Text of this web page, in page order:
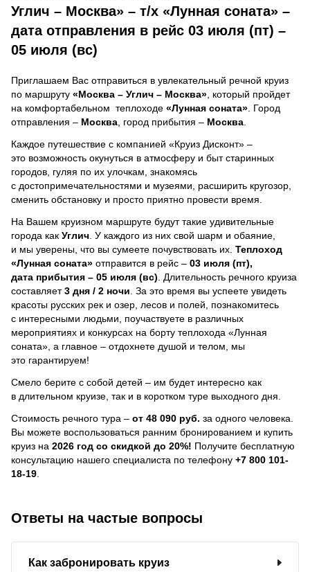
Углич – Москва» – т/х «Лунная соната» –
дата отправления в рейс 03 июля (пт) –
05 июля (вс)
Приглашаем Вас отправиться в увлекательный речной круиз
по маршруту «Москва – Углич – Москва» , который пройдет
на комфортабельном теплоходе «Лунная соната» . Город
отправления – Москва , город прибытия – Москва
Каждое путешествие с компанией «Круиз Дисконт» –
это возможность окунуться в атмосферу и быт старинных
городов, гуляя по их улочкам, знакомясь
с достопримечательностями и музеями, расширить кругозор,
сменить обстановку и просто приятно провести время.
На Вашем круизном маршруте будут такие удивительные
города как Углич . У каждого из них свой шарм и обаяние,
и мы уверены, что вы сумеете почувствовать их. Теплоход
«Лунная соната» отправится в рейс – 03 июля (пт),
дата прибытия – 05 июля (вс) . Длительность речного круиза
составляет3 дня / 2 ночи За это время вы успеете увидеть
красоты русских рек и озер, лесов и полей, познакомитесь
с интересными людьми, поучаствуете в различных
мероприятиях и конкурсах на борту теплохода «Лунная
соната», а главное – отдохнете душой и телом, мы
это гарантируем!
Смело берите с собой детей – им будет интересно как
в длительном круизе, так и в коротком туре выходного дня.
Стоимость речного тура – от 48 090 руб. за одного человека.
Вы можете воспользоваться ранним бронированием и купить
круиз на 2026 год со скидкой до 20%! Получите бесплатную
консультацию нашего специалиста по телефону +7 800 101-
18-19
Ответы на частые вопросы
Как забронировать круиз